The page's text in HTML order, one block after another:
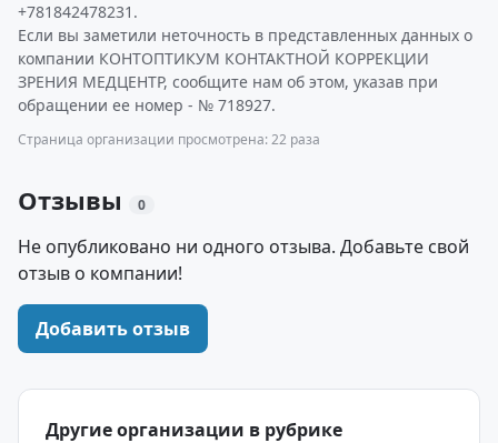
+781842478231.
Если вы заметили неточность в представленных данных о
компании КОНТОПТИКУМ КОНТАКТНОЙ КОРРЕКЦИИ
ЗРЕНИЯ МЕДЦЕНТР, сообщите нам об этом, указав при
обращении ее номер - № 718927.
Страница организации просмотрена: 22 раза
Отзывы 0
Не опубликовано ни одного отзыва. Добавьте свой
отзыв о компании!
Добавить отзыв
Другие организации в рубрике